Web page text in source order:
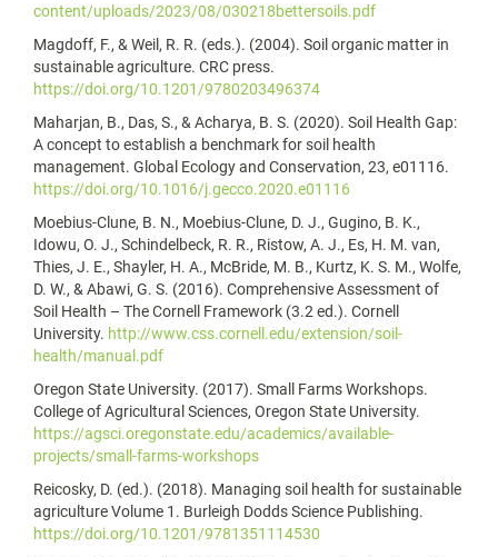
content/uploads/2023/08/030218bettersoils.pdf
Magdoff, F., & Weil, R. R. (eds.). (2004). Soil organic matter in
sustainable agriculture. CRC press.
https://doi.org/10.1201/9780203496374
Maharjan, B., Das, S., & Acharya, B. S. (2020). Soil Health Gap:
A concept to establish a benchmark for soil health
management. Global Ecology and Conservation, 23, e01116.
https://doi.org/10.1016/j.gecco.2020.e01116
Moebius-Clune, B. N., Moebius-Clune, D. J., Gugino, B. K.,
Idowu, O. J., Schindelbeck, R. R., Ristow, A. J., Es, H. M. van,
Thies, J. E., Shayler, H. A., McBride, M. B., Kurtz, K. S. M., Wolfe,
D. W., & Abawi, G. S. (2016). Comprehensive Assessment of
Soil Health – The Cornell Framework (3.2 ed.). Cornell
University. http://www.css.cornell.edu/extension/soil-
health/manual.pdf
Oregon State University. (2017). Small Farms Workshops.
College of Agricultural Sciences, Oregon State University.
https://agsci.oregonstate.edu/academics/available-
projects/small-farms-workshops
Reicosky, D. (ed.). (2018). Managing soil health for sustainable
agriculture Volume 1. Burleigh Dodds Science Publishing.
https://doi.org/10.1201/9781351114530